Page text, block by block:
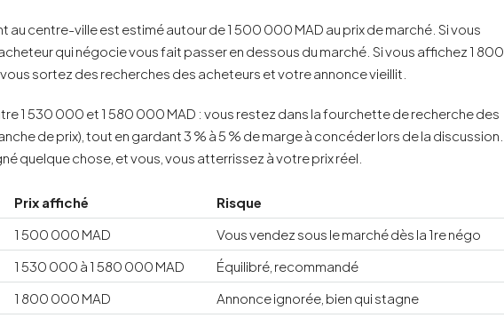
au centre-ville est estimé autour de 1 500 000 MAD au prix de marché. Si vous
qui négocie vous fait passer en dessous du marché. Si vous affichez 1 800
sortez des recherches des acheteurs et votre annonce vieillit.
1 530 000 et 1 580 000 MAD : vous restez dans la fourchette de recherche des
de prix), tout en gardant 3 % à 5 % de marge à concéder lors de la discussion.
quelque chose, et vous, vous atterrissez à votre prix réel.
Prix affiché
Risque
1 500 000 MAD
Vous vendez sous le marché dès la 1re négo
1 530 000 à 1 580 000 MAD
Équilibré, recommandé
1 800 000 MAD Annonce ignorée, bien qui stagne